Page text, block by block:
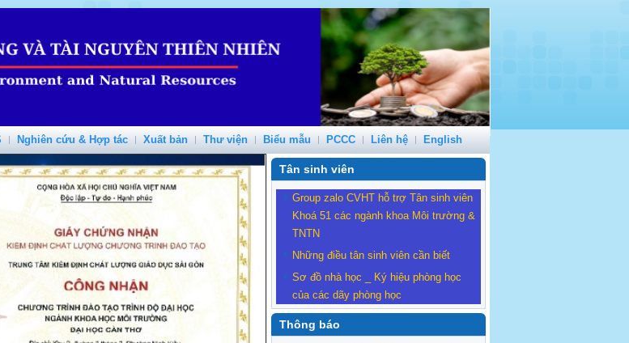
Nghiên cứu & Hợp tác Xuất bản Thư viện Biểu mẫu PCCC Liên hệ English
Tân sinh viên
Group zalo CVHT hỗ trợ Tân sinh viên
Khoá 51 các ngành khoa Môi trường &
TNTN
Những điều tân sinh viên cần biết
Sơ đồ nhà học _ Ký hiệu phòng học
của các dãy phòng học
Thông báo